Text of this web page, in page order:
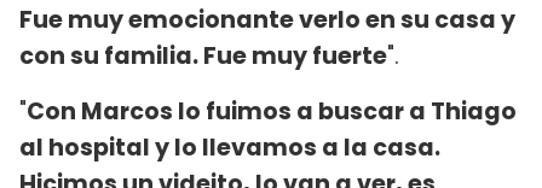
Fue muy emocionante verlo en su casa y
con su familia. Fue muy fuerte".
"Con Marcos lo fuimos a buscar a Thiago
al hospital y lo llevamos a la casa.